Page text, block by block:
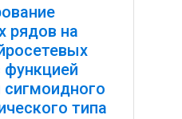
рядов на
сигмоидного
типа